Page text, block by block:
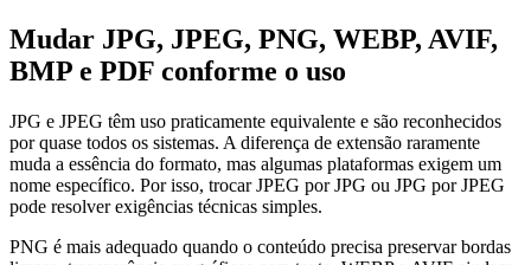
Mudar JPG, JPEG, PNG, WEBP, AVIF,
BMP e PDF conforme o uso
JPG e JPEG têm uso praticamente equivalente e são reconhecidos
por quase todos os sistemas. A diferença de extensão raramente
muda a essência do formato, mas algumas plataformas exigem um
nome específico. Por isso, trocar JPEG por JPG ou JPG por JPEG
pode resolver exigências técnicas simples.
PNG é mais adequado quando o conteúdo precisa preservar bordas